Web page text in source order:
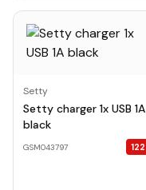
Setty
Setty charger 1x USB 1A
black
GSM043797 122